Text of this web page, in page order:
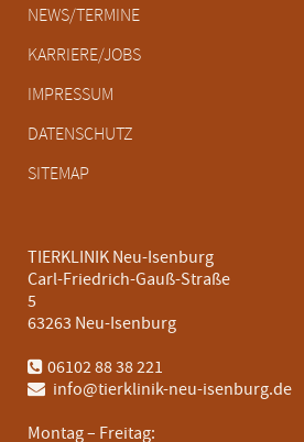
NEWS/TERMINE
KARRIERE/JOBS
IMPRESSUM
DATENSCHUTZ
SITEMAP
TIERKLINIK Neu-Isenburg
Carl-Friedrich-Gauß-Straße
5
63263 Neu-Isenburg
06102 88 38 221
info@tierklinik-neu-isenburg.de
Montag – Freitag: